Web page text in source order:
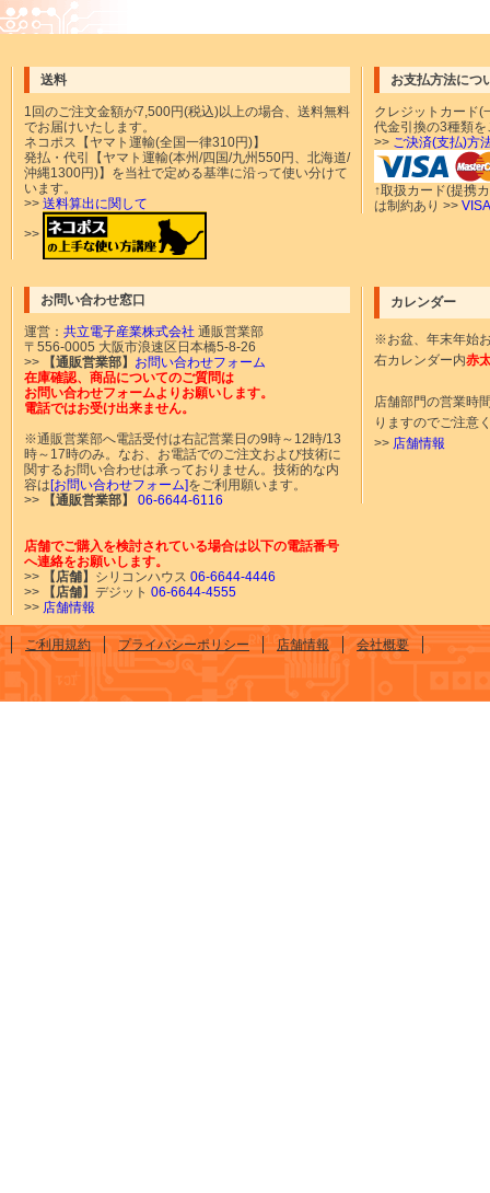
送料
1回のご注文金額が7,500円(税込)以上の場合、送料無料
でお届けいたします。
ネコポス【ヤマト運輸(全国一律310円)】
発払・代引【ヤマト運輸(本州/四国/九州550円、北海道/
沖縄1300円)】を当社で定める基準に沿って使い分けて
います。
>> 送料算出に関して
>>
お支払方法につ
クレジットカード(
代金引換の3種類
>> ご決済(支払)方
↑取扱カード(提携
は制約あり >>
お問い合わせ窓口
運営： 共立電子産業株式会社 通販営業部
〒556-0005 大阪市浪速区日本橋5-8-26
>>
【通販営業部】 お問い合わせフォーム
在庫確認、商品についてのご質問は
お問い合わせフォームよりお願いします。
電話ではお受け出来ません。
※通販営業部へ電話受付は右記営業日の9時～12時/13
時～17時のみ。なお、お電話でのご注文および技術に
関するお問い合わせは承っておりません。技術的な内
容は[お問い合わせフォーム]をご利用願います。
>>
【通販営業部】 06-6644-6116
店舗でご購入を検討されている場合は以下の電話番号
へ連絡をお願いします。
>>
【店舗】 シリコンハウス 06-6644-4446
>>
【店舗】 デジット 06-6644-4555
>> 店舗情報
カレンダー
※お盆、年末年始
右カレンダー内赤
店舗部門の営業時
りますのでご注意
>> 店舗情報
ご利用規約 プライバシーポリシー 店舗情報 会社概要